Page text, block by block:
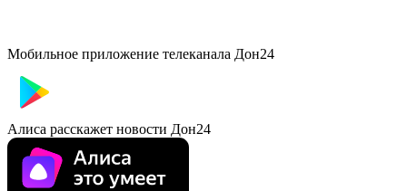
Мобильное приложение телеканала Дон24
Алиса расскажет новости Дон24